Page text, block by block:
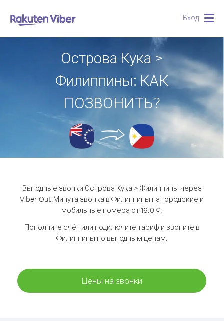
Вход
Острова Кука >
Филиппины: КАК
ПОЗВОНИТЬ?
Выгодные звонки Острова Кука > Филиппины через
Viber Out.Минута звонка в Филиппины на городские и
мобильные номера от 16.0 ¢.
Пополните счёт или подключите тариф и звоните в
Филиппины по выгодным ценам.
Цены на звонки